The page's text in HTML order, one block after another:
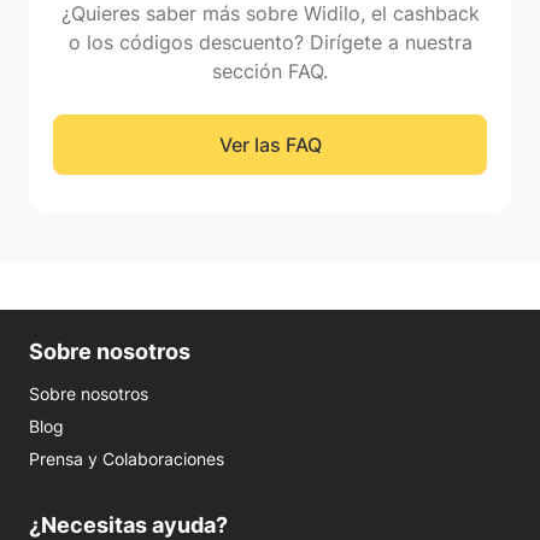
¿Quieres saber más sobre Widilo, el cashback
o los códigos descuento? Dirígete a nuestra
sección FAQ.
Ver las FAQ
Sobre nosotros
Sobre nosotros
Blog
Prensa y Colaboraciones
¿Necesitas ayuda?